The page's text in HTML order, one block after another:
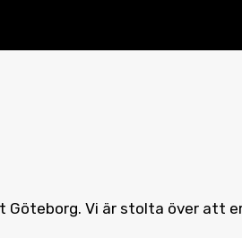
Göteborg. Vi är stolta över att